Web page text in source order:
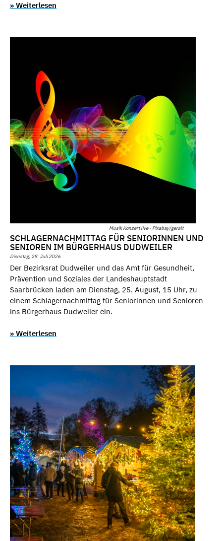
» Weiterlesen
Musik Konzert live - Pixabay/geralt
SCHLAGERNACHMITTAG FÜR SENIORINNEN UND
SENIOREN IM BÜRGERHAUS DUDWEILER
Dienstag, 28. Juli 2026
Der Bezirksrat Dudweiler und das Amt für Gesundheit,
Prävention und Soziales der Landeshauptstadt
Saarbrücken laden am Dienstag, 25. August, 15 Uhr, zu
einem Schlagernachmittag für Seniorinnen und Senioren
ins Bürgerhaus Dudweiler ein.
» Weiterlesen